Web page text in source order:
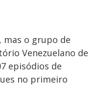
mas o grupo de
Venezuelano de
episódios de
no primeiro